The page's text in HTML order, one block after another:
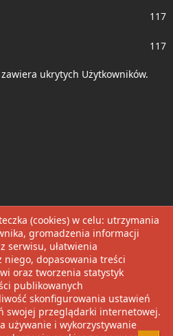
117
117
ukrytych Użytkowników.
WhatsApp
Umieść Link
(cookies) w celu: utrzymania
gromadzenia informacji
serwisu, ułatwienia
niego, dopasowania treści
oraz tworzenia statystyk
publikowanych
skonfigurowania ustawień
swojej przeglądarki internetowej.
używanie i wykorzystywanie